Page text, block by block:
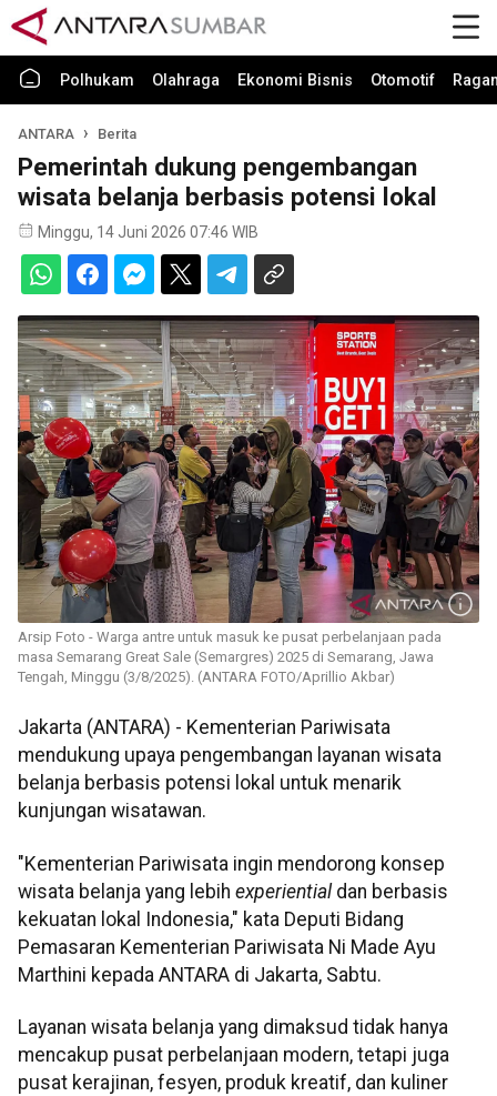
Polhukam Olahraga Ekonomi Bisnis Otomotif
ANTARA Berita
Pemerintah dukung pengembangan
wisata belanja berbasis potensi lokal
Minggu, 14 Juni 2026 07:46 WIB
Arsip Foto - Warga antre untuk masuk ke pusat perbelanjaan pada
masa Semarang Great Sale (Semargres) 2025 di Semarang, Jawa
Tengah, Minggu (3/8/2025). (ANTARA FOTO/Aprillio Akbar)
Jakarta (ANTARA) - Kementerian Pariwisata
mendukung upaya pengembangan layanan wisata
belanja berbasis potensi lokal untuk menarik
kunjungan wisatawan.
"Kementerian Pariwisata ingin mendorong konsep
wisata belanja yang lebih experientialdan berbasis
kekuatan lokal Indonesia," kata Deputi Bidang
Pemasaran Kementerian Pariwisata Ni Made Ayu
Marthini kepada ANTARA di Jakarta, Sabtu.
Layanan wisata belanja yang dimaksud tidak hanya
mencakup pusat perbelanjaan modern, tetapi juga
pusat kerajinan, fesyen, produk kreatif, dan kuliner